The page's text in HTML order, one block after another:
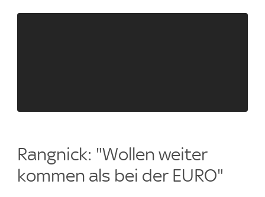
Rangnick: "Wollen weiter
kommen als bei der EURO"